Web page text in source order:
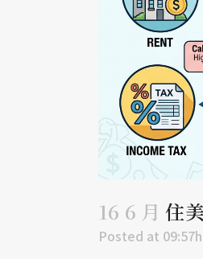
16 6 月 住
Posted at 09:57h